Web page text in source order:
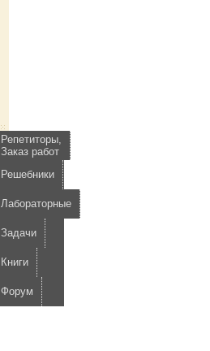
Репетиторы,
Заказ работ
Решебники
Лабораторные
Задачи
Книги
Форум